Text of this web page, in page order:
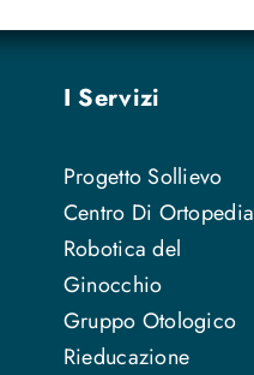
I Servizi
Progetto Sollievo
Centro Di Ortopedia
Robotica del
Ginocchio
Gruppo Otologico
Rieducazione